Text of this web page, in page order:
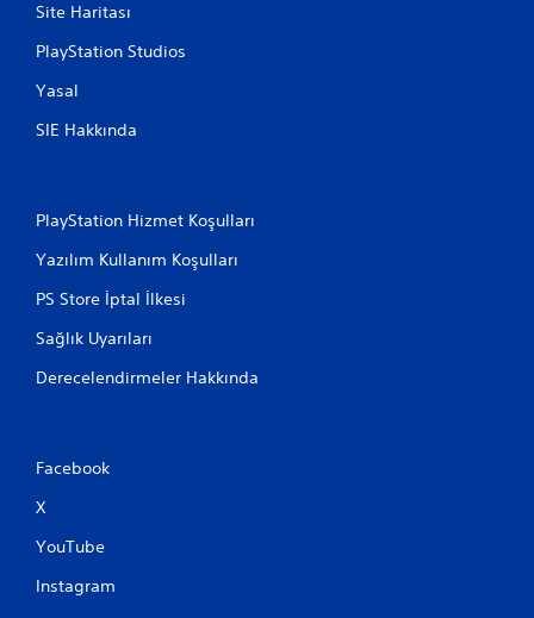
Site Haritası
PlayStation Studios
Yasal
SIE Hakkında
PlayStation Hizmet Koşulları
Yazılım Kullanım Koşulları
PS Store İptal İlkesi
Sağlık Uyarıları
Derecelendirmeler Hakkında
Facebook
X
YouTube
Instagram